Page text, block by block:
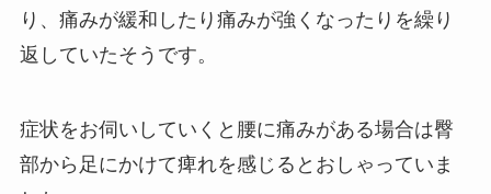
り、痛みが緩和したり痛みが強くなったりを繰り
返していたそうです。
症状をお伺いしていくと腰に痛みがある場合は臀
部から足にかけて痺れを感じるとおしゃっていま